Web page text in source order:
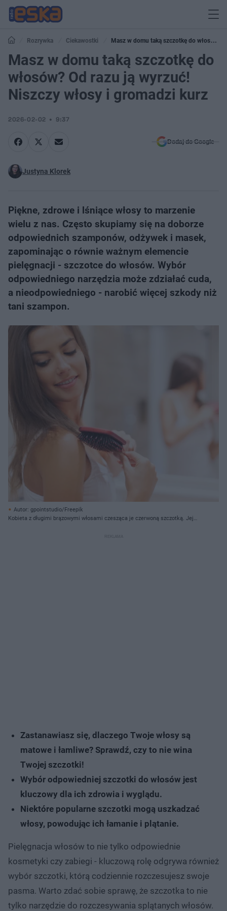
Rozrywka Ciekawostki
Masz w domu taką szczotkę do włosów?
Od razu ją wyrzuć! Niszczy włosy i gromadzi kurz
Masz w domu taką szczotkę do
włosów? Od razu ją wyrzuć!
Niszczy włosy i gromadzi kurz
2026-02-02 9:37
Dodaj do Google
Justyna Klorek
Piękne, zdrowe i lśniące włosy to marzenie
wielu z nas. Często skupiamy się na doborze
odpowiednich szamponów, odżywek i masek,
zapominając o równie ważnym elemencie
pielęgnacji - szczotce do włosów. Wybór
odpowiedniego narzędzia może zdziałać cuda,
a nieodpowiedniego - narobić więcej szkody niż
tani szampon.
Autor: gpointstudio/Freepik
Kobieta z długimi brązowymi włosami czesząca je czerwoną szczotką. Jej
jest ironiczne w kontekście artykułu o biotynie. Więcej o problemach z
Zastanawiasz się, dlaczego Twoje włosy są
matowe i łamliwe? Sprawdź, czy to nie wina
Twojej szczotki!
Wybór odpowiedniej szczotki do włosów jest
kluczowy dla ich zdrowia i wyglądu.
Niektóre popularne szczotki mogą uszkadzać
włosy, powodując ich łamanie i plątanie.
Pielęgnacja włosów to nie tylko odpowiednie
kosmetyki czy zabiegi - kluczową rolę odgrywa również
wybór szczotki, którą codziennie rozczesujesz swoje
pasma. Warto zdać sobie sprawę, że szczotka to nie
tylko narzędzie do rozczesywania splątanych włosów.